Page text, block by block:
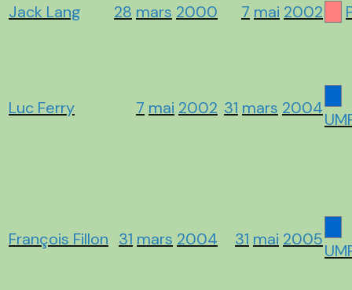
Jack Lang 28 mars 2000 7 mai 2002
Luc Ferry 7 mai 2002 31 mars 2004
François Fillon 31 mars 2004 31 mai 2005